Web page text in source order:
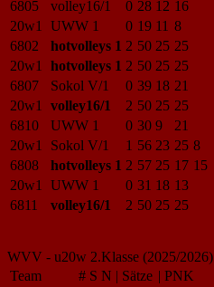
6805
volley16/1 0 28 12 16
20w1
UWW 1 0 19 11 8
6802
hotvolleys 1 2 50 25 25
20w1
hotvolleys 1 2 50 25 25
6807
Sokol V/1 0 39 18 21
20w1
volley16/1 2 50 25 25
6810
UWW 1 0 30 9
21
20w1
Sokol V/1 1 56 23 25 8
6808
hotvolleys 1 2 57 25 17 15
20w1
UWW 1 0 31 18 13
6811
volley16/1 2 50 25 25
WVV - u20w 2.Klasse (2025/2026)
Team
# S N | Sätze | PNK